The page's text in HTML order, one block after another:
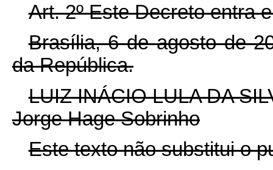
Art. 2º Este Decreto entra
Brasília, 6 de agosto de
da República.
LUIZ INÁCIO LULA DA
Jorge Hage Sobrinho
Este texto não substitui o